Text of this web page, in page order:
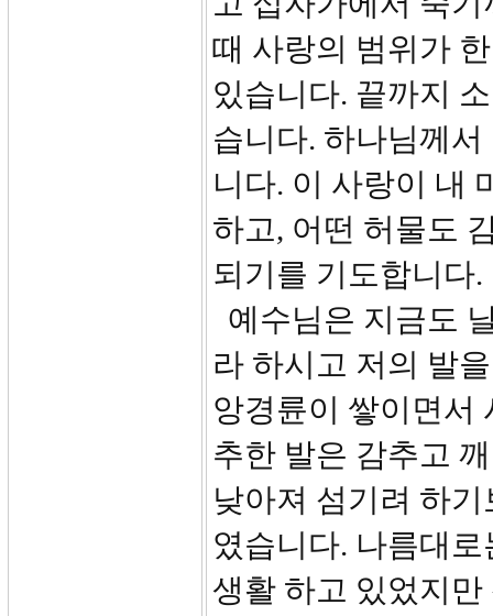
때 사랑의 범위가
있습니다. 끝까지
습니다. 하나님께
니다. 이 사랑이 내
하고, 어떤 허물도
되기를 기도합니다.
예수님은 지금도
라 하시고 저의 발
앙경륜이 쌓이면서
추한 발은 감추고
낮아져 섬기려 하
였습니다. 나름대
생활 하고 있었지